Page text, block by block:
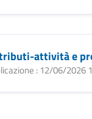
attività e
: 12/06/2026